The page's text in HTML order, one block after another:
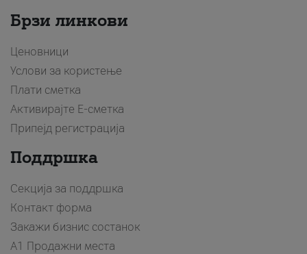
Брзи линкови
Ценовници
Услови за користење
Плати сметка
Активирајте Е-сметка
Припејд регистрација
Поддршка
Секција за поддршка
Контакт форма
Закажи бизнис состанок
A1 Продажни места